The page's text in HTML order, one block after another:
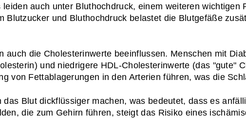
auch unter Bluthochdruck, einem weiteren wichtigen
Blutzucker und Bluthochdruck belastet die Blutgefäße
auch die Cholesterinwerte beeinflussen. Menschen mit
und niedrigere HDL-Cholesterinwerte (das "gute"
von Fettablagerungen in den Arterien führen, was die
das Blut dickflüssiger machen, was bedeutet, dass es
die zum Gehirn führen, steigt das Risiko eines